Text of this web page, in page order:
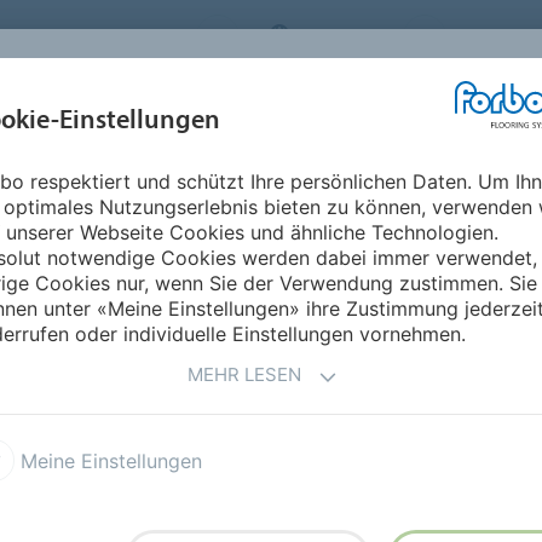
FLOORING SYSTEMS GERMANY
EINSATZBEREICHE NACHHALTIGKEIT
Einstellungen
respektiert und schützt Ihre persönlichen Daten. Um
Nutzungserlebnis bieten zu können, verwenden
unserer Webseite Cookies und ähnliche Technologien.
notwendige Cookies werden dabei immer verwendet,
Cookies nur, wenn Sie der Verwendung zustimmen. Sie
unter «Meine Einstellungen» ihre Zustimmung
oder individuelle Einstellungen vornehmen.
MEHR LESEN
Meine Einstellungen